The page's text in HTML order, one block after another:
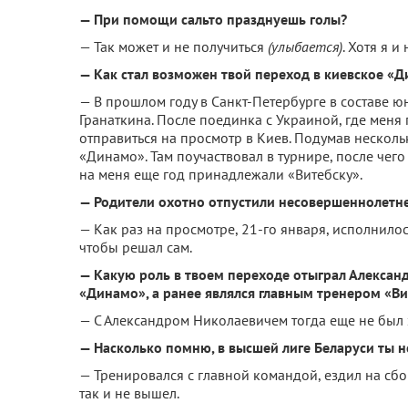
— При помощи сальто празднуешь голы?
— Так может и не получиться (улыбается). Хотя я и
— Как стал возможен твой переход в киевское
— В прошлом году в Санкт-Петербурге в составе
Гранаткина. После поединка с Украиной, где
отправиться на просмотр в Киев. Подумав
«Динамо». Там поучаствовал в турнире, после
на меня еще год принадлежали «Витебску».
— Родители охотно отпустили
— Как раз на просмотре, 21-го января,
чтобы решал сам.
— Какую роль в твоем переходе отыграл
«Динамо», а ранее являлся главным тренером
— С Александром Николаевичем тогда еще не был
— Насколько помню, в высшей лиге Беларуси ты
— Тренировался с главной командой, ездил на
так и не вышел.